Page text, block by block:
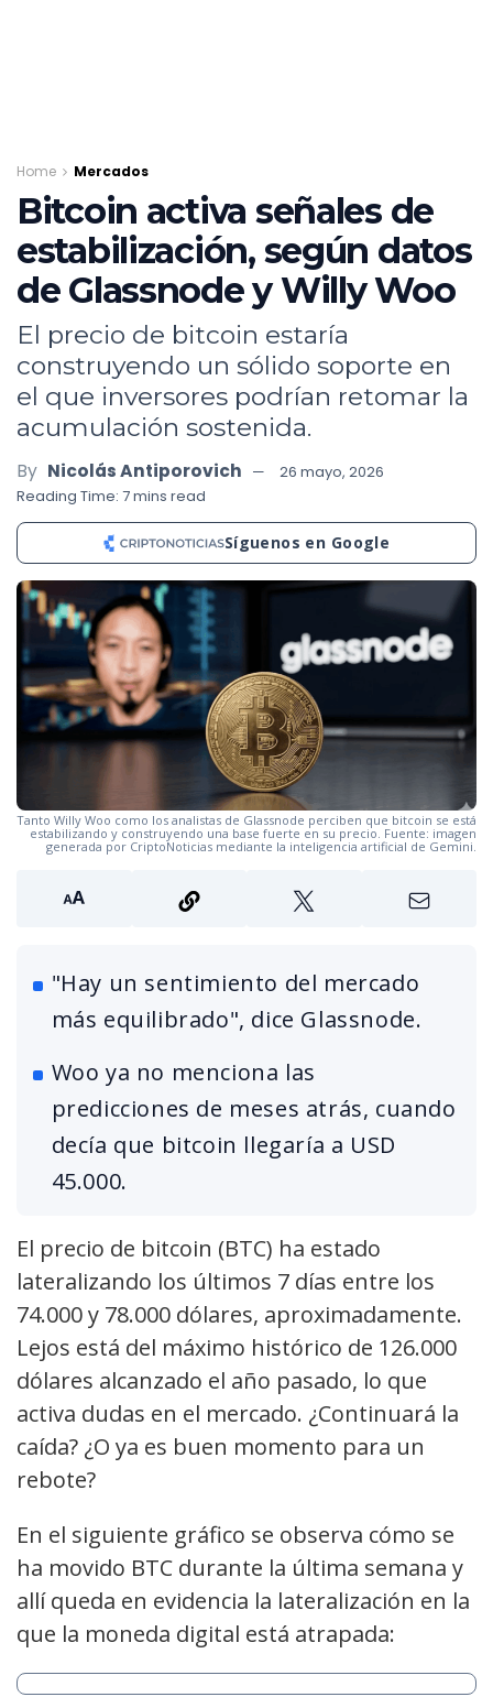
Home Mercados
Bitcoin activa señales de
estabilización, según datos
de Glassnode y Willy Woo
El precio de bitcoin estaría
construyendo un sólido soporte en
el que inversores podrían retomar la
acumulación sostenida.
By Nicolás Antiporovich
26 mayo, 2026
Reading Time: 7 mins read
Síguenos en Google
Tanto Willy Woo como los analistas de Glassnode perciben que bitcoin se está
estabilizando y construyendo una base fuerte en su precio. Fuente: imagen
generada por CriptoNoticias mediante la inteligencia artificial de Gemini.
"Hay un sentimiento del mercado
más equilibrado", dice Glassnode.
Woo ya no menciona las
predicciones de meses atrás, cuando
decía que bitcoin llegaría a USD
45.000.
El precio de bitcoin (BTC) ha estado
lateralizando los últimos 7 días entre los
74.000 y 78.000 dólares, aproximadamente.
Lejos está del máximo histórico de 126.000
dólares alcanzado el año pasado, lo que
activa dudas en el mercado. ¿Continuará la
caída? ¿O ya es buen momento para un
rebote?
En el siguiente gráfico se observa cómo se
ha movido BTC durante la última semana y
allí queda en evidencia la lateralización en la
que la moneda digital está atrapada: